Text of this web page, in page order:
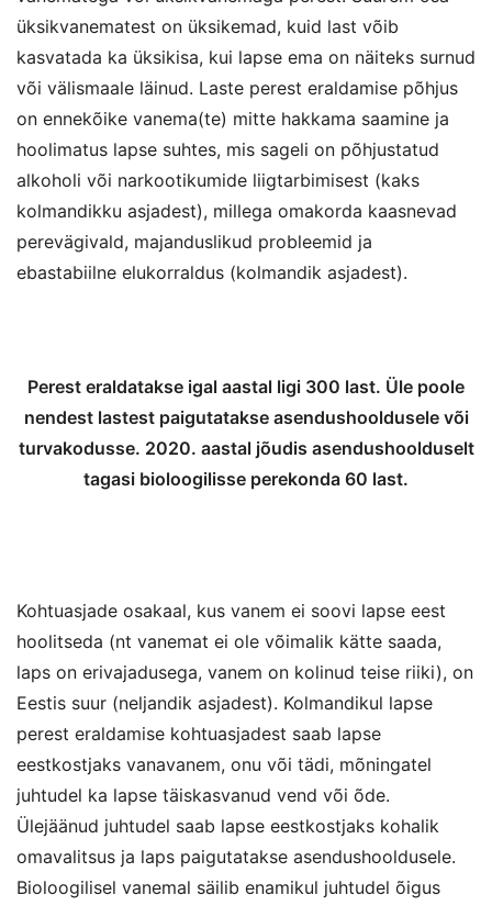
üksikvanematest on üksikemad, kuid last võib
kasvatada ka üksikisa, kui lapse ema on näiteks surnud
või välismaale läinud. Laste perest eraldamise põhjus
on ennekõike vanema(te) mitte hakkama saamine ja
hoolimatus lapse suhtes, mis sageli on põhjustatud
alkoholi või narkootikumide liigtarbimisest (kaks
kolmandikku asjadest), millega omakorda kaasnevad
perevägivald, majanduslikud probleemid ja
ebastabiilne elukorraldus (kolmandik asjadest).
Perest eraldatakse igal aastal ligi 300 last. Üle poole
nendest lastest paigutatakse asendushooldusele või
turvakodusse. 2020. aastal jõudis asendushoolduselt
tagasi bioloogilisse perekonda 60 last.
Kohtuasjade osakaal, kus vanem ei soovi lapse eest
hoolitseda (nt vanemat ei ole võimalik kätte saada,
laps on erivajadusega, vanem on kolinud teise riiki), on
Eestis suur (neljandik asjadest). Kolmandikul lapse
perest eraldamise kohtuasjadest saab lapse
eestkostjaks vanavanem, onu või tädi, mõningatel
juhtudel ka lapse täiskasvanud vend või õde.
Ülejäänud juhtudel saab lapse eestkostjaks kohalik
omavalitsus ja laps paigutatakse asendushooldusele.
Bioloogilisel vanemal säilib enamikul juhtudel õigus